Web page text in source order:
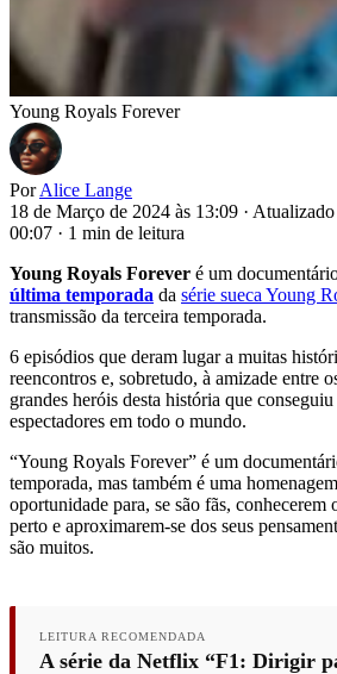
Young Royals Forever
Por Alice Lange
18 de Março de 2024 às 13:09 · Atualizado
00:07 · 1 min de leitura
Young Royals Forever é um
última temporada da série sueca Young
transmissão da terceira temporada.
6 episódios que deram lugar a muitas
reencontros e, sobretudo, à amizade entre
grandes heróis desta história que
espectadores em todo o mundo.
“Young Royals Forever” é um
temporada, mas também é uma
oportunidade para, se são fãs, conhecerem
perto e aproximarem-se dos seus
são muitos.
LEITURA RECOMENDADA
A série da Netflix “F1: Dirigir